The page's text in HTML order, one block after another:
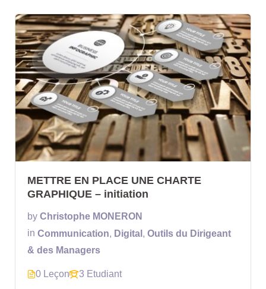
METTRE EN PLACE UNE CHARTE
GRAPHIQUE – initiation
by Christophe MONERON
in Communication, Digital, Outils du Dirigeant
& des Managers
0 Leçon 3 Etudiant